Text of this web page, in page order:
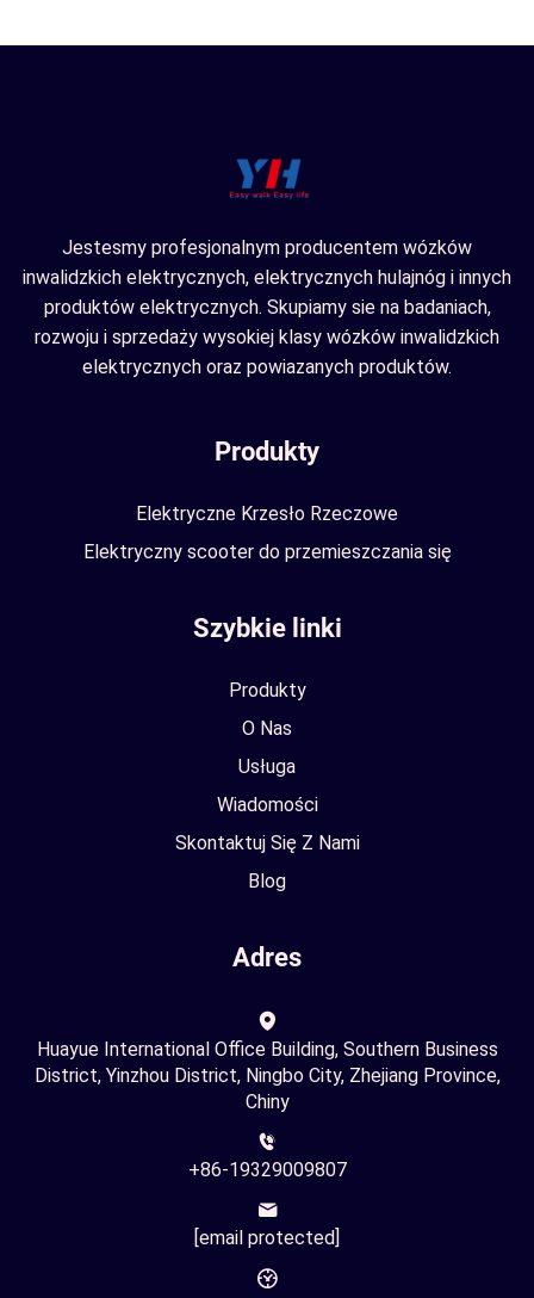
Jestesmy profesjonalnym producentem wózków
inwalidzkich elektrycznych, elektrycznych hulajnóg i innych
produktów elektrycznych. Skupiamy sie na badaniach,
rozwoju i sprzedaży wysokiej klasy wózków inwalidzkich
elektrycznych oraz powiazanych produktów.
Produkty
Elektryczne Krzesło Rzeczowe
Elektryczny scooter do przemieszczania się
Szybkie linki
Produkty
O Nas
Usługa
Wiadomości
Skontaktuj Się Z Nami
Blog
Adres
Huayue International Office Building, Southern Business
District, Yinzhou District, Ningbo City, Zhejiang Province,
Chiny
+86-19329009807
[email protected]